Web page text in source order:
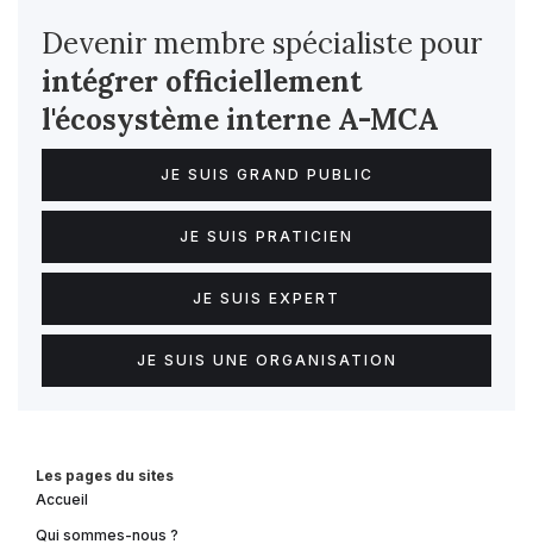
Devenir membre spécialiste pour
intégrer officiellement
l'écosystème interne A-MCA
JE SUIS GRAND PUBLIC
JE SUIS PRATICIEN
JE SUIS EXPERT
JE SUIS UNE ORGANISATION
Les pages du sites
Accueil
Qui sommes-nous ?